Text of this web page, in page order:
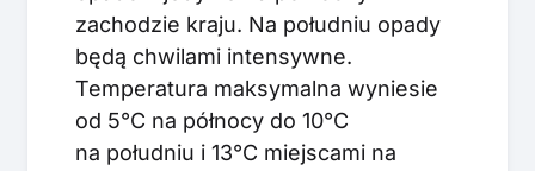
zachodzie kraju. Na południu opady
będą chwilami intensywne.
Temperatura maksymalna wyniesie
od 5°C na północy do 10°C
na południu i 13°C miejscami na